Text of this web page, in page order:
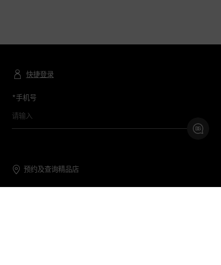
快捷登录
*手机号
预约及查询精品店